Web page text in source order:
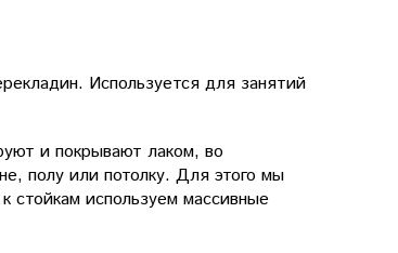
. Используется для занятий
и покрывают лаком, во
полу или потолку. Для этого мы
стойкам используем массивные